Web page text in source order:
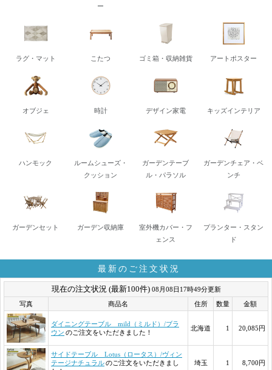
ー
ラグ・マット こたつ ゴミ箱・収納雑貨 アートポスター
オブジェ 時計 デザイン家電 キッズインテリア
ハンモック
ルームシューズ・
クッション
ガーデンテーブ
ル・パラソル
ガーデンチェア・ベ
ンチ
ガーデンセット ガーデン収納庫
室外機カバー・フ
ェンス
プランター・スタン
ド
最新のご注文状況